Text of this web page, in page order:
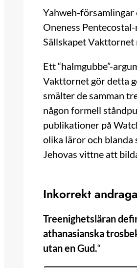
Yahweh-
Oneness
Sällskapet Vakttornet
Ett “halmgubbe”-
Vakttornet gör detta
smälter de samman
någon formell
publikationer på
olika läror och
Jehovas vittne att
Inkorrekt
Treenighetsläran
athanasianska
utan en Gud.“